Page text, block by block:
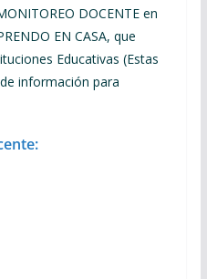
DOCENTE en
EN CASA, que
Educativas (Estas
información para